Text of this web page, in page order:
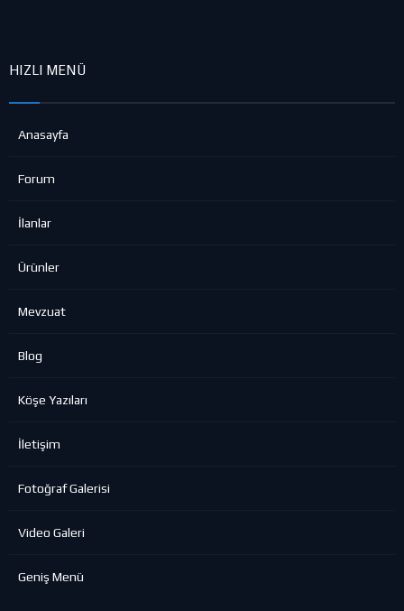
HIZLI MENÜ
Anasayfa
Forum
İlanlar
Ürünler
Mevzuat
Blog
Köşe Yazıları
İletişim
Fotoğraf Galerisi
Video Galeri
Geniş Menü